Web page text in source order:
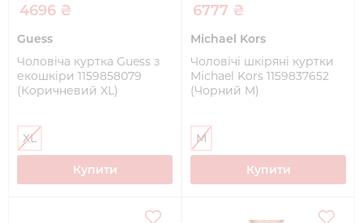
4696 ₴
Guess
Чоловіча куртка Guess з
екошкіри 1159858079
(Коричневий XL)
XL
Купити
6777 ₴
Michael Kors
Чоловічі шкіряні куртки
Michael Kors 1159837652
(Чорний M)
M
Купити